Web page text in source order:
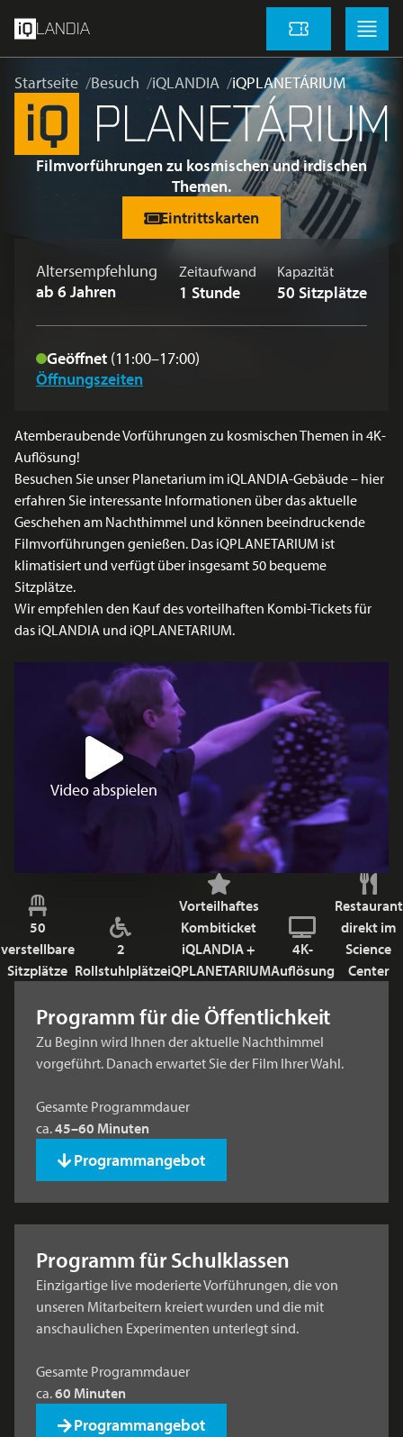
LANDIA Eintrittskarten
Menu
Startseite Besuch iQLANDIA iQPLANETÁRIUM
Filmvorführungen zu kosmischen und irdischen
Themen.
Eintrittskarten
Altersempfehlung
ab 6 Jahren
Zeitaufwand
1 Stunde
Kapazität
50 Sitzplätze
Geöffnet (11:00–17:00)
Öffnungszeiten
Atemberaubende Vorführungen zu kosmischen Themen in 4K-
Auflösung!
Besuchen Sie unser Planetarium im iQLANDIA-Gebäude – hier
erfahren Sie interessante Informationen über das aktuelle
Geschehen am Nachthimmel und können beeindruckende
Filmvorführungen genießen. Das iQPLANETARIUM ist
klimatisiert und verfügt über insgesamt 50 bequeme
Sitzplätze.
Wir empfehlen den Kauf des vorteilhaften Kombi-Tickets für
das iQLANDIA und iQPLANETARIUM. ​​​​​​
Video abspielen
50
verstellbare
Sitzplätze
2
Rollstuhlplätze
Vorteilhaftes
Kombiticket
iQLANDIA +
iQPLANETARIUM
4K-
Auflösung
Restaurant
direkt im
Science
Center
Programm für die Öffentlichkeit
Zu Beginn wird Ihnen der aktuelle Nachthimmel
vorgeführt. Danach erwartet Sie der Film Ihrer Wahl.
Gesamte Programmdauer
ca.45–60 Minuten
Programmangebot
Programm für Schulklassen
Einzigartige live moderierte Vorführungen, die von
unseren Mitarbeitern kreiert wurden und die mit
anschaulichen Experimenten unterlegt sind.
Gesamte Programmdauer
ca.60 Minuten
Programmangebot